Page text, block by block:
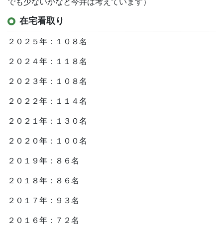
在宅看取り
２０２５年：１０８名
２０２４年：１１８名
２０２３年：１０８名
２０２２年：１１４名
２０２１年：１３０名
２０２０年：１００名
２０１９年：８６名
２０１８年：８６名
２０１７年：９３名
２０１６年：７２名